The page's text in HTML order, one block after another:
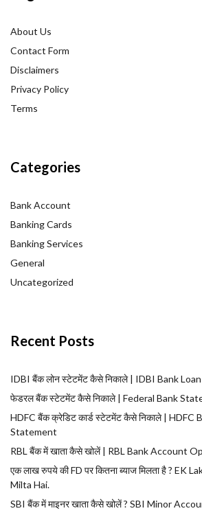
About Us
Contact Form
Disclaimers
Privacy Policy
Terms
Categories
Bank Account
Banking Cards
Banking Services
General
Uncategorized
Recent Posts
IDBI बैंक लोन स्टेटमेंट कैसे निकाले | IDBI Bank
फेडरल बैंक स्टेटमेंट कैसे निकाले | Federal Bank
HDFC बैंक क्रेडिट कार्ड स्टेटमेंट कैसे निकाले | HDFC
Statement
RBL बैंक में खाता कैसे खोलें | RBL Bank Account
एक लाख रुपये की FD पर कितना ब्याज मिलता है ? EK
Milta Hai.
SBI बैंक में माइनर खाता कैसे खोलें ? SBI Minor